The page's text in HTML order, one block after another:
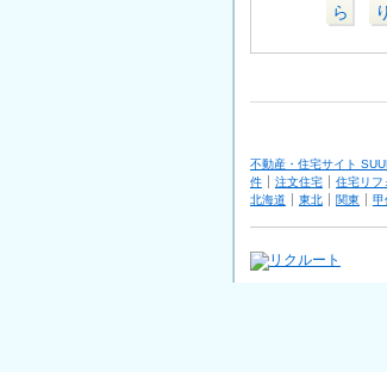
ら
り
不動産・住宅サイト
件
注文住宅 住宅リフ
北海道
東北 関東 甲